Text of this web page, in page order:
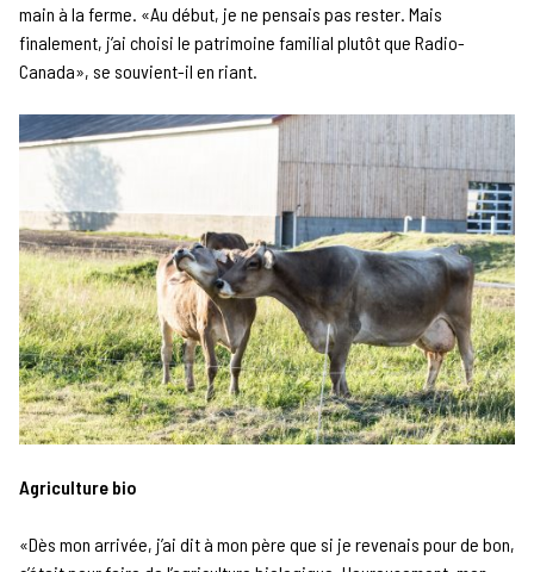
main à la ferme. «Au début, je ne pensais pas rester. Mais
finalement, j’ai choisi le patrimoine familial plutôt que Radio-
Canada», se souvient-il en riant.
Agriculture bio
«Dès mon arrivée, j’ai dit à mon père que si je revenais pour de bon,